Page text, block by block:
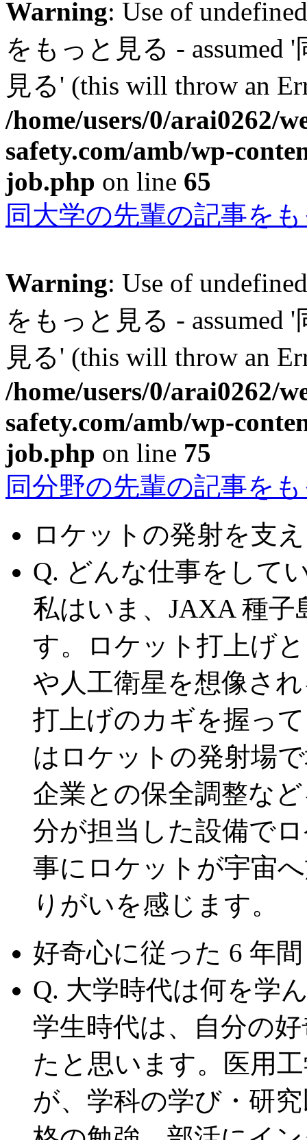
Warning: Use of
をもっと見る - assumed
見る' (this will throw an
/home/users/0/arai0262/
safety.com/amb/wp-
job.php on line 65
同大学の先輩の記事を
Warning: Use of
をもっと見る - assumed
見る' (this will throw an
/home/users/0/arai0262/
safety.com/amb/wp-
job.php on line 75
同分野の先輩の記事を
ロケットの発射を支
Q. どんな仕事をして
私はいま、JAXA 種
す。ロケット打上げ
や人工衛星を想像さ
打上げのカギを握っ
はロケットの発射場
企業との保全調整な
分が担当した設備で
事にロケットが宇宙
りがいを感じます。
好奇心に従った 6 年間
Q. 大学時代は何を学
学生時代は、自分の
たと思います。医用
が、学科の学び・研